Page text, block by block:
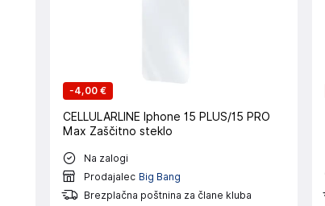
-4,00 €
CELLULARLINE Iphone 15 PLUS/15 PRO
Max Zaščitno steklo
Na zalogi
Prodajalec Big Bang
Brezplačna poštnina za člane kluba